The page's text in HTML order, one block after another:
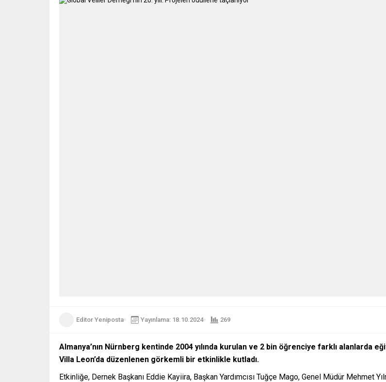
Editor Yeniposta Yayınlama: 18.10.2024 269
Almanya’nın Nürnberg kentinde 2004 yılında kurulan ve 2 bin öğrenciye farklı alanlarda
Villa Leon’da düzenlenen görkemli bir etkinlikle kutladı.
Etkinliğe, Dernek Başkanı Eddie Kayiira, Başkan Yardımcısı Tuğçe Mago, Genel Müdür Mehmet